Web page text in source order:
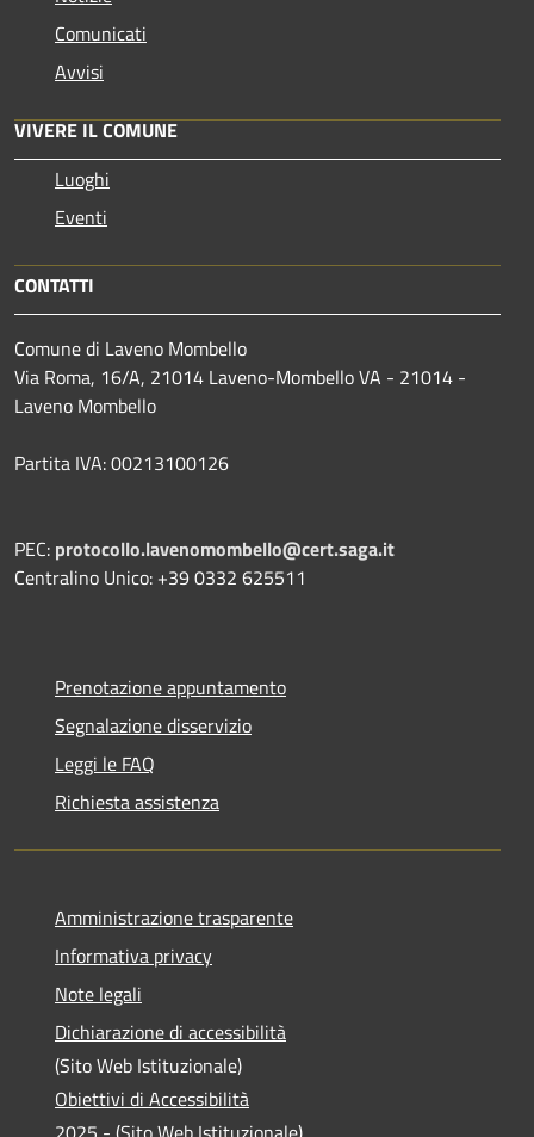
Comunicati
Avvisi
VIVERE IL COMUNE
Luoghi
Eventi
CONTATTI
Comune di Laveno Mombello
Via Roma, 16/A, 21014 Laveno-Mombello VA - 21014 -
Laveno Mombello
Partita IVA: 00213100126
PEC: protocollo.lavenomombello@cert.saga.it
Centralino Unico: +39 0332 625511
Prenotazione appuntamento
Segnalazione disservizio
Leggi le FAQ
Richiesta assistenza
Amministrazione trasparente
Informativa privacy
Note legali
Dichiarazione di accessibilità
(Sito Web Istituzionale)
Obiettivi di Accessibilità